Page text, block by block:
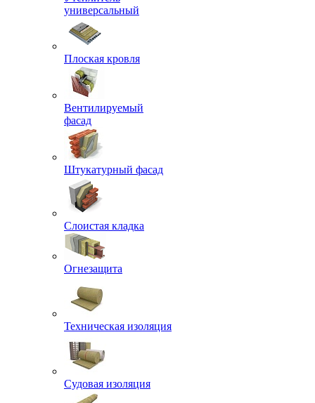
универсальный
Плоская кровля
Вентилируемый
фасад
Штукатурный фасад
Слоистая кладка
Огнезащита
Техническая изоляция
Судовая изоляция